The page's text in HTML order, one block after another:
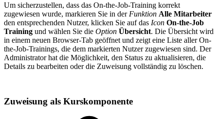
Um sicherzustellen, dass das On-the-Job-Training korrekt
zugewiesen wurde, markieren Sie in der Funktion Alle Mitarbeiter
den entsprechenden Nutzer, klicken Sie auf das Icon On-the-Job
Training und wählen Sie die Option Übersicht. Die Übersicht wird
in einem neuen Browser-Tab geöffnet und zeigt eine Liste aller On-
the-Job-Trainings, die dem markierten Nutzer zugewiesen sind. Der
Administrator hat die Möglichkeit, den Status zu aktualisieren, die
Details zu bearbeiten oder die Zuweisung vollständig zu löschen.
Zuweisung als Kurskomponente